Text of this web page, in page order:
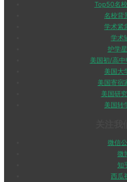
Top50名
名校背
学术紧
学术
护学
美国初/高
美国大
美国寄宿
美国研
美国转
微信
微
知
西瓜